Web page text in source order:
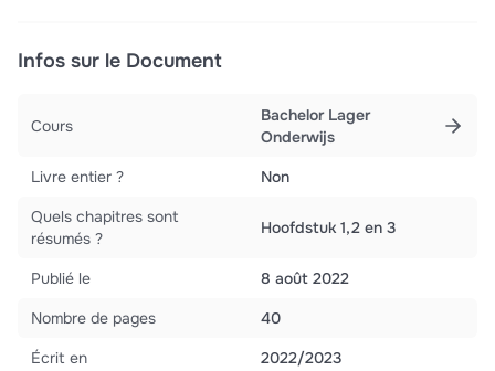
Infos sur le Document
Cours
Bachelor Lager
Onderwijs
Livre entier ?
Non
Quels chapitres sont
résumés ?
Hoofdstuk 1,2 en 3
Publié le
8 août 2022
Nombre de pages
40
Écrit en
2022/2023